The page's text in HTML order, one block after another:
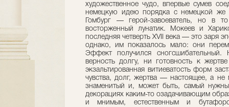
художественное чудо, впервые сумев
немецкую идею порядка с немецкой же
Гомбург — герой-завоеватель, но
восторженный лунатик. Мокеев и
последняя четверть XVII века — это заря
однако, им показалось мало: они
Эффект получился сногсшибательный.
верность долгу, ни готовность к
экзальтированная витиеватость форм
чувства, долг, жертва — настоящее, а
знаменитый и, может быть, самый
декорациях каким-то озадачивающим
и мнимым, естественным и